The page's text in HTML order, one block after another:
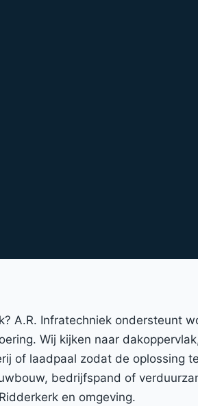
A.R. Infratechniek ondersteunt
Wij kijken naar
of laadpaal zodat de oplossing
bedrijfspand of
en omgeving.